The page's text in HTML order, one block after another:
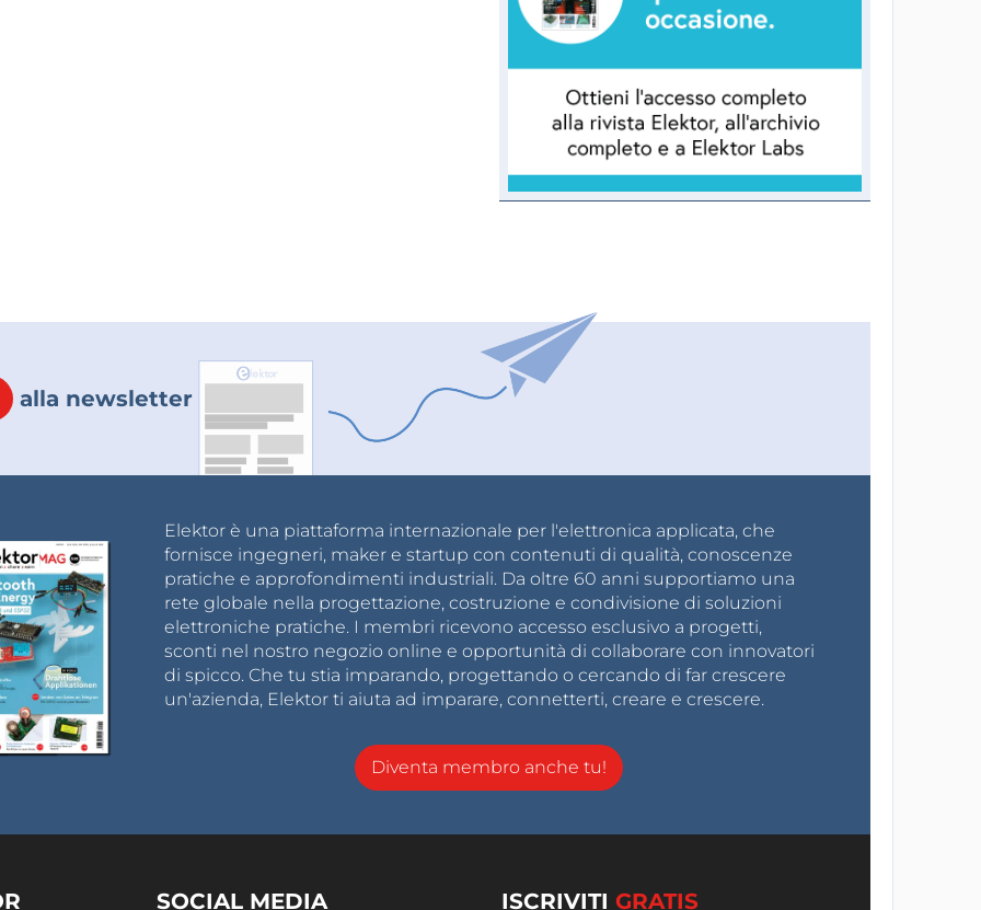
alla newsletter
Elektor è una piattaforma internazionale per l'elettronica applicata, che
fornisce ingegneri, maker e startup con contenuti di qualità, conoscenze
pratiche e approfondimenti industriali. Da oltre 60 anni supportiamo una
rete globale nella progettazione, costruzione e condivisione di soluzioni
elettroniche pratiche. I membri ricevono accesso esclusivo a progetti,
sconti nel nostro negozio online e opportunità di collaborare con innovatori
di spicco. Che tu stia imparando, progettando o cercando di far crescere
un'azienda, Elektor ti aiuta ad imparare, connetterti, creare e crescere.
Diventa membro anche tu!
SOCIAL MEDIA ISCRIVITIGRATIS